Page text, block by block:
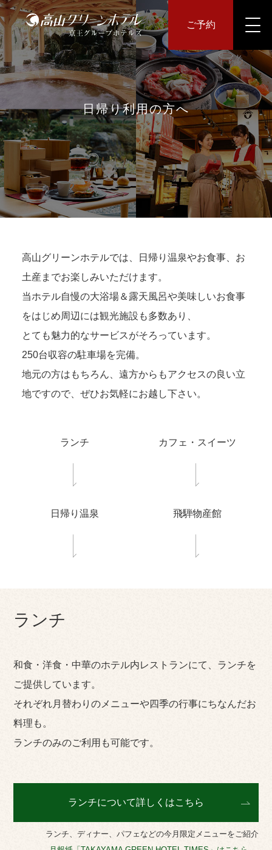
ご予約
日帰り利用の方へ
高山グリーンホテルでは、日帰り温泉やお食事、お
土産までお楽しみいただけます。
当ホテル自慢の大浴場＆露天風呂や美味しいお食事
をはじめ周辺には観光施設も多数あり、
とても魅力的なサービスがそろっています。
250台収容の駐車場を完備。
地元の方はもちろん、遠方からもアクセスの良い立
地ですので、ぜひお気軽にお越し下さい。
ランチ カフェ・スイーツ
日帰り温泉 飛騨物産館
ランチ
和食・洋食・中華のホテル内レストランにて、ランチを
ご提供しています。
それぞれ月替わりのメニューや四季の⾏事にちなんだお
料理も。
ランチのみのご利用も可能です。
ランチについて詳しくはこちら
ランチ、ディナー、パフェなどの今月限定メニューをご紹介